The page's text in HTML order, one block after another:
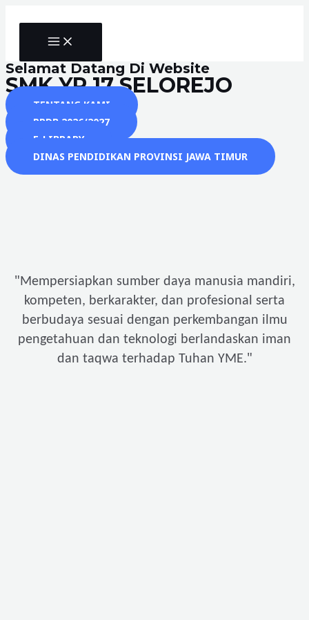
MAIN
MENU
Selamat Datang Di Website
SMK YP 17 SELOREJO
TENTANG KAMI
PPDB 2026/2027
E-LIBRARY
DINAS PENDIDIKAN PROVINSI JAWA TIMUR
"Mempersiapkan sumber daya manusia mandiri,
kompeten, berkarakter, dan profesional serta
berbudaya sesuai dengan perkembangan ilmu
pengetahuan dan teknologi berlandaskan iman
dan taqwa terhadap Tuhan YME."